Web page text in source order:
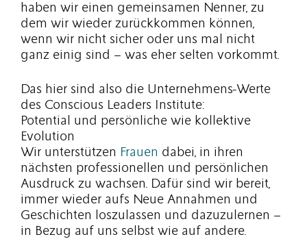
haben wir einen gemeinsamen Nenner, zu
dem wir wieder zurückkommen können,
wenn wir nicht sicher oder uns mal nicht
ganz einig sind – was eher selten vorkommt.
Das hier sind also die Unternehmens-Werte
des Conscious Leaders Institute:
Potential und persönliche wie kollektive
Evolution
Wir unterstützen Frauen dabei, in ihren
nächsten professionellen und persönlichen
Ausdruck zu wachsen. Dafür sind wir bereit,
immer wieder aufs Neue Annahmen und
Geschichten loszulassen und dazuzulernen –
in Bezug auf uns selbst wie auf andere.